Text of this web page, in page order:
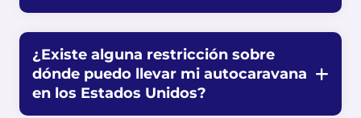
¿Existe alguna restricción sobre
dónde puedo llevar mi autocaravana
en los Estados Unidos?